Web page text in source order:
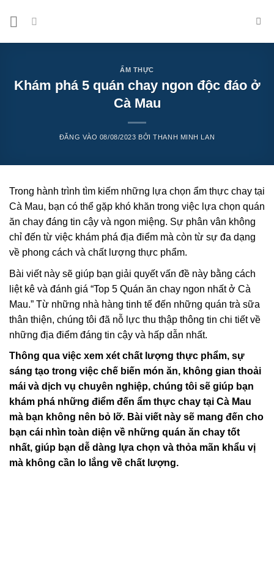
ẨM THỰC
Khám phá 5 quán chay ngon độc đáo ở
Cà Mau
ĐĂNG VÀO 08/08/2023 BỞITHANH MINH LAN
Trong hành trình tìm kiếm những lựa chọn ẩm thực chay tại
Cà Mau, bạn có thể gặp khó khăn trong việc lựa chọn quán
ăn chay đáng tin cậy và ngon miệng. Sự phân vân không
chỉ đến từ việc khám phá địa điểm mà còn từ sự đa dạng
về phong cách và chất lượng thực phẩm.
Bài viết này sẽ giúp bạn giải quyết vấn đề này bằng cách
liệt kê và đánh giá “Top 5 Quán ăn chay ngon nhất ở Cà
Mau.” Từ những nhà hàng tinh tế đến những quán trà sữa
thân thiện, chúng tôi đã nỗ lực thu thập thông tin chi tiết về
những địa điểm đáng tin cậy và hấp dẫn nhất.
Thông qua việc xem xét chất lượng thực phẩm, sự
sáng tạo trong việc chế biến món ăn, không gian thoải
mái và dịch vụ chuyên nghiệp, chúng tôi sẽ giúp bạn
khám phá những điểm đến ẩm thực chay tại Cà Mau
mà bạn không nên bỏ lỡ. Bài viết này sẽ mang đến cho
bạn cái nhìn toàn diện về những quán ăn chay tốt
nhất, giúp bạn dễ dàng lựa chọn và thỏa mãn khẩu vị
mà không cần lo lắng về chất lượng.